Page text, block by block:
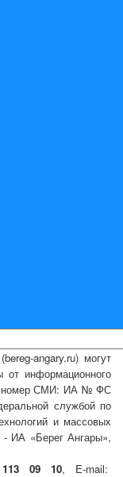
(bereg-angary.ru) могут
от информационного
номер СМИ: ИА № ФС
службой по
и массовых
- ИА «Берег Ангары»,
09 10, E-mail: